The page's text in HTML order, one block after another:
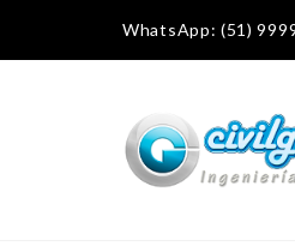
WhatsApp: (51)